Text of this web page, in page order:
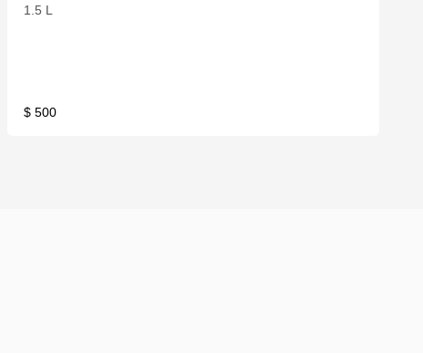
1.5 L
$ 500